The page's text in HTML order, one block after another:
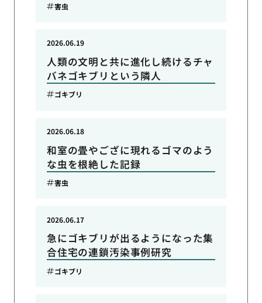
害虫
人類の文明と共に進化し続けるチャ
バネゴキブリという隣人
2026.06.19
ゴキブリ
和室の畳やござに現れるゴマのよう
な虫を根絶した記録
2026.06.18
害虫
急にゴキブリが出るようになった集
合住宅の連鎖汚染事例研究
2026.06.17
ゴキブリ